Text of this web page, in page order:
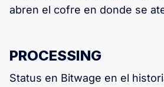
abren el cofre en donde se
PROCESSING
Status en Bitwage en el